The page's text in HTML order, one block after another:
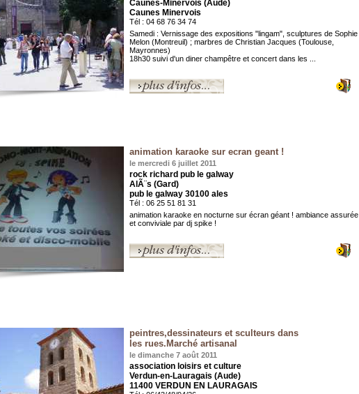
Caunes-Minervois (Aude)
Caunes Minervois
Tél : 04 68 76 34 74
Samedi : Vernissage des expositions "lingam", sculptures de Sophie
Melon (Montreuil) ; marbres de Christian Jacques (Toulouse,
Mayronnes)
18h30 suivi d'un diner champêtre et concert dans les ...
animation karaoke sur ecran geant !
le mercredi 6 juillet 2011
rock richard pub le galway
AlÃ¨s (Gard)
pub le galway 30100 ales
Tél : 06 25 51 81 31
animation karaoke en nocturne sur écran géant ! ambiance assurée
et conviviale par dj spike !
peintres,dessinateurs et sculteurs dans
les rues.Marché artisanal
le dimanche 7 août 2011
association loisirs et culture
Verdun-en-Lauragais (Aude)
11400 VERDUN EN LAURAGAIS